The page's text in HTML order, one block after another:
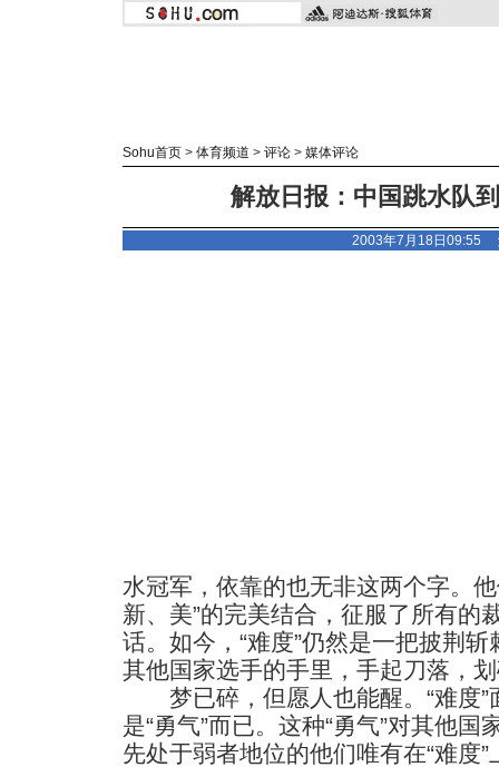
Sohu首页 > 体育频道 > 评论 > 媒体评论
解放日报：中国跳水队
2003年7月18日09:55
水冠军，依靠的也无非这两个字。
新、美”的完美结合，征服了所有的
话。如今，“难度”仍然是一把披荆
其他国家选手的手里，手起刀落，
梦已碎，但愿人也能醒。“难度”
是“勇气”而已。这种“勇气”对其他
先处于弱者地位的他们唯有在“难度